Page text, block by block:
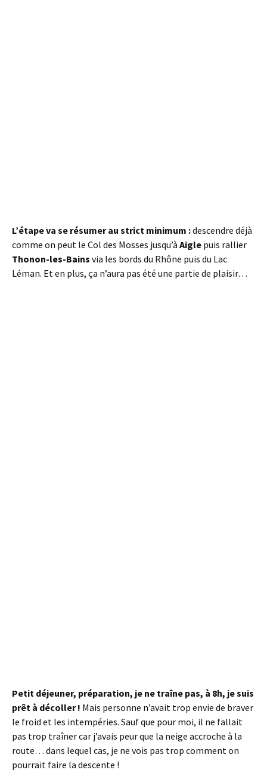
L’étape va se résumer au strict minimum :descendre déjà
comme on peut le Col des Mosses jusqu’à Aigle puis rallier
Thonon-les-Bains via les bords du Rhône puis du Lac
Léman. Et en plus, ça n’aura pas été une partie de plaisir…
Petit déjeuner, préparation, je ne traîne pas, à 8h, je suis
prêt à décoller ! Mais personne n’avait trop envie de braver
le froid et les intempéries. Sauf que pour moi, il ne fallait
pas trop traîner car j’avais peur que la neige accroche à la
route… dans lequel cas, je ne vois pas trop comment on
pourrait faire la descente !